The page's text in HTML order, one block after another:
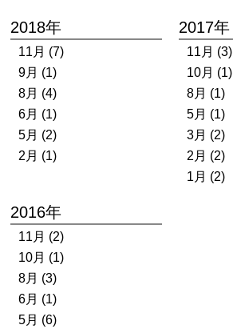
2018年
11月 (7)
9月 (1)
8月 (4)
6月 (1)
5月 (2)
2月 (1)
2017年
11月 (3)
10月 (1)
8月 (1)
5月 (1)
3月 (2)
2月 (2)
1月 (2)
2016年
11月 (2)
10月 (1)
8月 (3)
6月 (1)
5月 (6)